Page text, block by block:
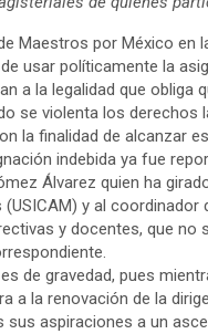
Maestros por México en
usar políticamente la
a la legalidad que
se violenta los derechos
la finalidad de alcanzar
indebida ya fue
Álvarez quien ha
y al
y docentes, que
de gravedad, pues
a la renovación de la
aspiraciones a un